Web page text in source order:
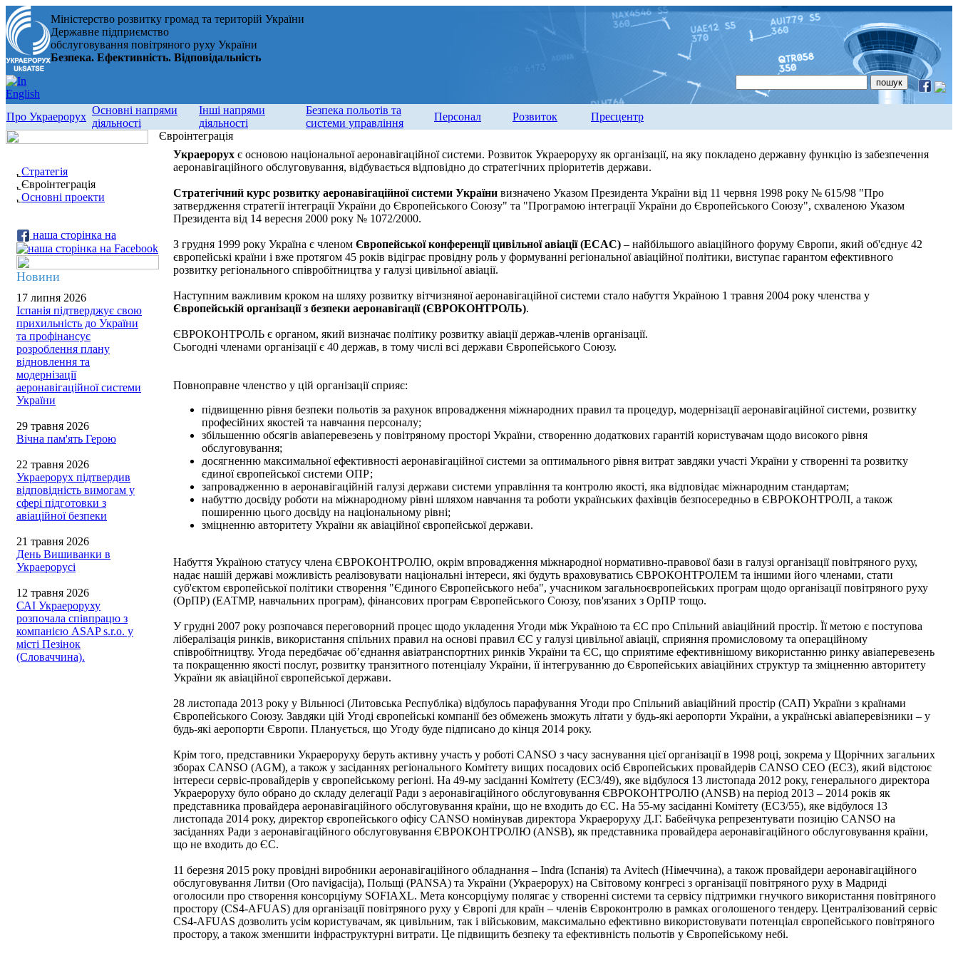
Міністерство розвитку громад та територій України
Державне підприємство
обслуговування повітряного руху України
Безпека. Ефективність. Відповідальність
Про Украерорух
Основні напрями
діяльності
Інші напрями
діяльності
Безпека польотів та
системи управління
Персонал Розвиток Пресцентр
Стратегія
Євроінтеграція
Основні проекти
наша сторінка на
Новини
17 липня 2026
Іспанія підтверджує свою
прихильність до України
та профінансує
розроблення плану
відновлення та
модернізації
аеронавігаційної системи
України
29 травня 2026
Вічна пам'ять Герою
22 травня 2026
Украерорух підтвердив
відповідність вимогам у
сфері підготовки з
авіаційної безпеки
21 травня 2026
День Вишиванки в
Украерорусі
12 травня 2026
САІ Украероруху
розпочала співпрацю з
компанією ASAP s.r.o. у
місті Пезінок
(Словаччина).
Євроінтеграція
Украерорух є основою національної аеронавігаційної системи. Розвиток Украероруху як організації, на яку покладено державну функцію із забезпечення
аеронавігаційного обслуговування, відбувається відповідно до стратегічних пріоритетів держави.
Стратегічний курс розвитку аеронавігаційної системи України визначено Указом Президента України від 11 червня 1998 року № 615/98 "Про
затвердження стратегії інтеграції України до Європейського Союзу" та "Програмою інтеграції України до Європейського Союзу", схваленою Указом
Президента від 14 вересня 2000 року № 1072/2000.
З грудня 1999 року Україна є членом Європейської конференції цивільної авіації (ECAC) – найбільшого авіаційного форуму Європи, який об'єднує 42
європейські країни і вже протягом 45 років відіграє провідну роль у формуванні регіональної авіаційної політики, виступає гарантом ефективного
розвитку регіонального співробітництва у галузі цивільної авіації.
Наступним важливим кроком на шляху розвитку вітчизняної аеронавігаційної системи стало набуття Україною 1 травня 2004 року членства у
Європейській організації з безпеки аеронавігації (ЄВРОКОНТРОЛЬ).
ЄВРОКОНТРОЛЬ є органом, який визначає політику розвитку авіації держав-членів організації.
Сьогодні членами організації є 40 держав, в тому числі всі держави Європейського Союзу.
Повноправне членство у цій організації сприяє:
підвищенню рівня безпеки польотів за рахунок впровадження міжнародних правил та процедур, модернізації аеронавігаційної системи, розвитку
професійних якостей та навчання персоналу;
збільшенню обсягів авіаперевезень у повітряному просторі України, створенню додаткових гарантій користувачам щодо високого рівня
обслуговування;
досягненню максимальної ефективності аеронавігаційної системи за оптимального рівня витрат завдяки участі України у створенні та розвитку
єдиної європейської системи ОПР;
запровадженню в аеронавігаційній галузі держави системи управління та контролю якості, яка відповідає міжнародним стандартам;
набуттю досвіду роботи на міжнародному рівні шляхом навчання та роботи українських фахівців безпосередньо в ЄВРОКОНТРОЛІ, а також
поширенню цього досвіду на національному рівні;
зміцненню авторитету України як авіаційної європейської держави.
Набуття Україною статусу члена ЄВРОКОНТРОЛЮ, окрім впровадження міжнародної нормативно-правової бази в галузі організації повітряного руху,
надає нашій державі можливість реалізовувати національні інтереси, які будуть враховуватись ЄВРОКОНТРОЛЕМ та іншими його членами, стати
суб'єктом європейської політики створення "Єдиного Європейського неба", учасником загальноєвропейських програм щодо організації повітряного руху
(ОрПР) (ЕАТМР, навчальних програм), фінансових програм Європейського Союзу, пов'язаних з ОрПР тощо.
У грудні 2007 року розпочався переговорний процес щодо укладення Угоди між Україною та ЄС про Спільний авіаційний простір. Її метою є поступова
лібералізація ринків, використання спільних правил на основі правил ЄС у галузі цивільної авіації, сприяння промисловому та операційному
співробітництву. Угода передбачає об’єднання авіатранспортних ринків України та ЄС, що сприятиме ефективнішому використанню ринку авіаперевезень
та покращенню якості послуг, розвитку транзитного потенціалу України, її інтегруванню до Європейських авіаційних структур та зміцненню авторитету
України як авіаційної європейської держави.
28 листопада 2013 року у Вільнюсі (Литовська Республіка) відбулось парафування Угоди про Спільний авіаційний простір (САП) України з країнами
Європейського Союзу. Завдяки цій Угоді європейські компанії без обмежень зможуть літати у будь-які аеропорти України, а українські авіаперевізники – у
будь-які аеропорти Європи. Планується, що Угоду буде підписано до кінця 2014 року.
Крім того, представники Украероруху беруть активну участь у роботі CANSO з часу заснування цієї організації в 1998 році, зокрема у Щорічних загальних
зборах CANSO (AGM), а також у засіданнях регіонального Комітету вищих посадових осіб Європейських провайдерів CANSO CEO (EC3), який відстоює
інтереси сервіс-провайдерів у європейському регіоні. На 49-му засіданні Комітету (EC3/49), яке відбулося 13 листопада 2012 року, генерального директора
Украероруху було обрано до складу делегації Ради з аеронавігаційного обслуговування ЄВРОКОНТРОЛЮ (ANSB) на період 2013 – 2014 років як
представника провайдера аеронавігаційного обслуговування країни, що не входить до ЄС. На 55-му засіданні Комітету (EC3/55), яке відбулося 13
листопада 2014 року, директор європейського офісу CANSO номінував директора Украероруху Д.Г. Бабейчука репрезентувати позицію CANSO на
засіданнях Ради з аеронавігаційного обслуговування ЄВРОКОНТРОЛЮ (ANSB), як представника провайдера аеронавігаційного обслуговування країни,
що не входить до ЄС.
11 березня 2015 року провідні виробники аеронавігаційного обладнання – Indra (Іспанія) та Avitech (Німеччина), а також провайдери аеронавігаційного
обслуговування Литви (Oro navigacija), Польщі (PANSA) та України (Украерорух) на Світовому конгресі з організації повітряного руху в Мадриді
оголосили про створення консорціуму SOFIAXL. Мета консорціуму полягає у створенні системи та сервісу підтримки гнучкого використання повітряного
простору (CS4-AFUAS) для організації повітряного руху у Європі для країн – членів Євроконтролю в рамках оголошеного тендеру. Централізований сервіс
CS4-AFUAS дозволить усім користувачам, як цивільним, так і військовим, максимально ефективно використовувати потенціал європейського повітряного
простору, а також зменшити інфраструктурні витрати. Це підвищить безпеку та ефективність польотів у Європейському небі.